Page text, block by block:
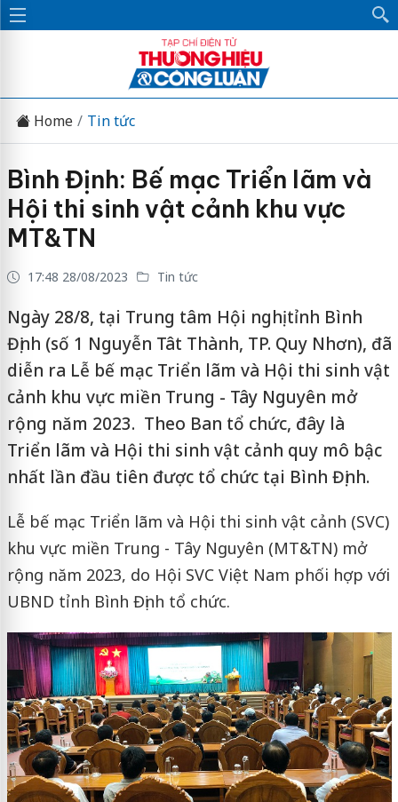
Home Tin tức
Bình Định: Bế mạc Triển lãm và
Hội thi sinh vật cảnh khu vực
MT&TN
17:48 28/08/2023 Tin tức
Ngày 28/8, tại Trung tâm Hội nghị tỉnh Bình
Định (số 1 Nguyễn Tât Thành, TP. Quy Nhơn), đã
diễn ra Lễ bế mạc Triển lãm và Hội thi sinh vật
cảnh khu vực miền Trung - Tây Nguyên mở
rộng năm 2023. Theo Ban tổ chức, đây là
Triển lãm và Hội thi sinh vật cảnh quy mô bậc
nhất lần đầu tiên được tổ chức tại Bình Định.
Lễ bế mạc Triển lãm và Hội thi sinh vật cảnh (SVC)
khu vực miền Trung - Tây Nguyên (MT&TN) mở
rộng năm 2023, do Hội SVC Việt Nam phối hợp với
UBND tỉnh Bình Định tổ chức.